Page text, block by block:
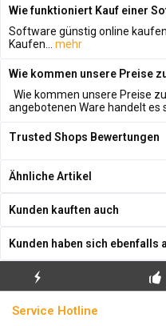
Wie funktioniert Kauf einer
Software günstig online
Kaufen...
mehr
Wie kommen unsere Preise
Wie kommen unsere Preise
angebotenen Ware handelt es
Trusted Shops Bewertungen
Ähnliche Artikel
Kunden kauften auch
Kunden haben sich ebenfalls
BLITZVERSAND
Service Hotline